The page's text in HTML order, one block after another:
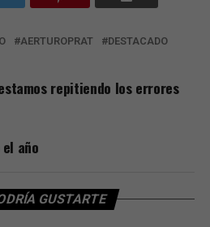
AERTUROPRAT DESTACADO
repitiendo los errores
año
GUSTARTE